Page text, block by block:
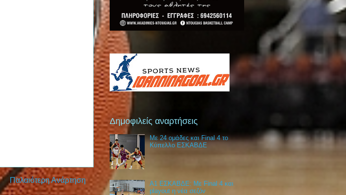
Παλαιότερη Ανάρτηση
Δημοφιλείς αναρτήσεις
Με 24 ομάδες και Final 4 το
Κύπελλο ΕΣΚΑΒΔΕ
Α1 ΕΣΚΑΒΔΕ: Με Final 4 και
playout η νέα σεζόν